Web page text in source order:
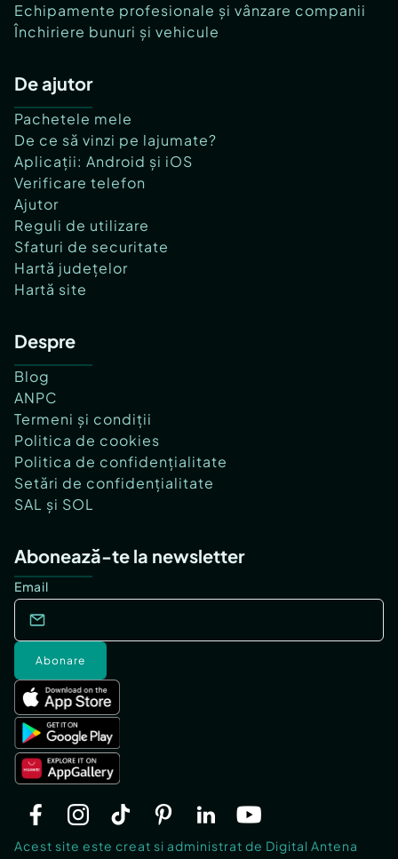
Echipamente profesionale și vânzare companii
Închiriere bunuri și vehicule
De ajutor
Pachetele mele
De ce să vinzi pe lajumate?
Aplicații: Android și iOS
Verificare telefon
Ajutor
Reguli de utilizare
Sfaturi de securitate
Hartă județelor
Hartă site
Despre
Blog
ANPC
Termeni și condiții
Politica de cookies
Politica de confidențialitate
Setări de confidențialitate
SAL și SOL
Abonează-te la newsletter
Email
Abonare
Acest site este creat si administrat de Digital Antena